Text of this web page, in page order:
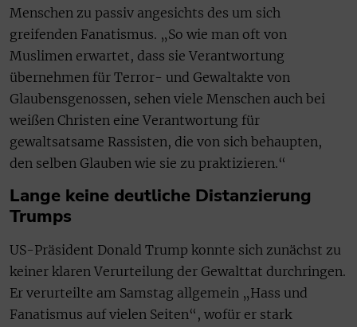
Menschen zu passiv angesichts des um sich
greifenden Fanatismus. „So wie man oft von
Muslimen erwartet, dass sie Verantwortung
übernehmen für Terror- und Gewaltakte von
Glaubensgenossen, sehen viele Menschen auch bei
weißen Christen eine Verantwortung für
gewaltsatsame Rassisten, die von sich behaupten,
den selben Glauben wie sie zu praktizieren.“
Lange keine deutliche Distanzierung
Trumps
US-Präsident Donald Trump konnte sich zunächst zu
keiner klaren Verurteilung der Gewalttat durchringen.
Er verurteilte am Samstag allgemein „Hass und
Fanatismus auf vielen Seiten“, wofür er stark